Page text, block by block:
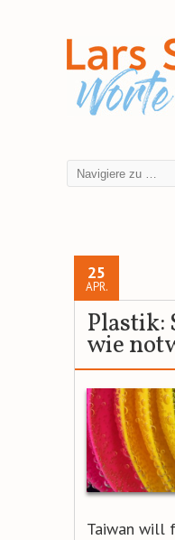
25
APR.
Plastik:
wie
Taiwan will